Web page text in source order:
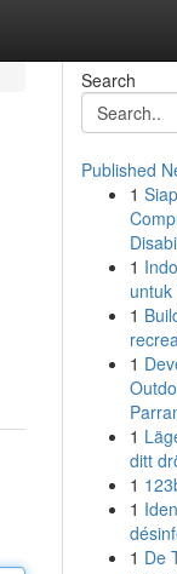
Search
Published
1
1
1
1
1
ditt
1
1
1 De